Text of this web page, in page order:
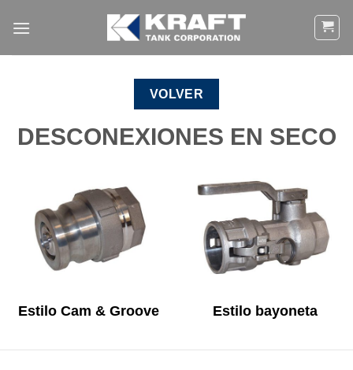
VOLVER
DESCONEXIONES EN SECO
Estilo Cam & Groove Estilo bayoneta